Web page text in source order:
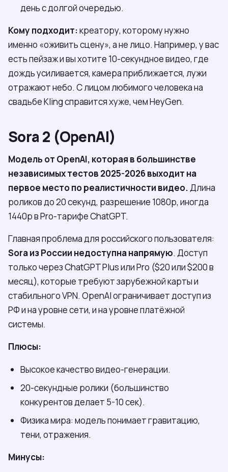
день с долгой очередью.
Кому подходит:креатору, которому нужно
именно «оживить сцену», а не лицо. Например, у вас
есть пейзаж и вы хотите 10-секундное видео, где
дождь усиливается, камера приближается, лужи
отражают небо. С лицом любимого человека на
свадьбе Kling справится хуже, чем HeyGen.
Sora 2 (OpenAI)
Модель от OpenAI, которая в большинстве
независимых тестов 2025-2026 выходит на
первое место по реалистичности видео. Длина
роликов до 20 секунд, разрешение 1080p, иногда
1440p в Pro-тарифе ChatGPT.
Главная проблема для российского пользователя:
Sora из России недоступна напрямую. Доступ
только через ChatGPT Plus или Pro ($20 или $200 в
месяц), которые требуют зарубежной карты и
стабильного VPN. OpenAI ограничивает доступ из
РФ и на уровне сети, и на уровне платёжной
системы.
Плюсы:
Высокое качество видео-генерации.
20-секундные ролики (большинство
конкурентов делает 5-10 сек).
Физика мира: модель понимает гравитацию,
тени, отражения.
Минусы: